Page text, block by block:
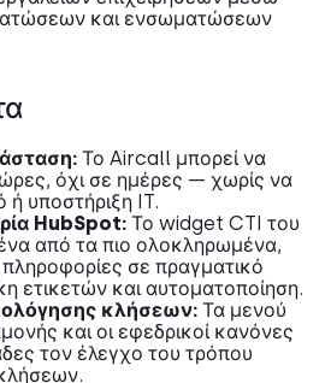
και ενσωματώσεων
Το Aircall μπορεί να
όχι σε ημέρες — χωρίς να
ή υποστήριξη IT.
HubSpot: Το widget CTI του
από τα πιο ολοκληρωμένα,
σε πραγματικό
ετικετών και αυτοματοποίηση.
κλήσεων: Τα μενού
και οι εφεδρικοί κανόνες
τον έλεγχο του τρόπου